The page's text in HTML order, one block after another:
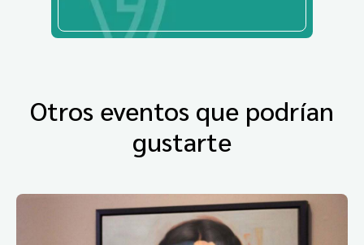
Otros eventos que podrían
gustarte